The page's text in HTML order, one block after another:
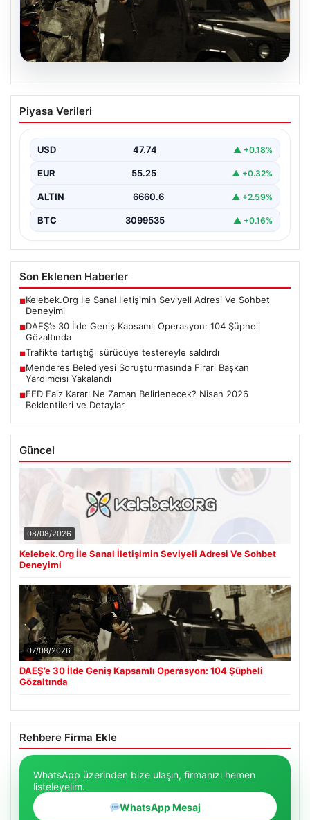
07.08.2026
DAEŞ’e 30 İlde Geniş Kapsamlı
Operasyon: 104 Şüpheli Gözaltında
bir operasyon gerçekleştirildi. Jandarma Genel
Komutanlığı Terörle…
Piyasa Verileri
USD 47.74 ▲ +0.18%
EUR 55.25 ▲ +0.32%
ALTIN 6660.6 ▲ +2.59%
BTC 3099535 ▲ +0.16%
Son Eklenen Haberler
■Kelebek.Org İle Sanal İletişimin Seviyeli Adresi Ve Sohbet
Deneyimi
■DAEŞ’e 30 İlde Geniş Kapsamlı Operasyon: 104 Şüpheli
Gözaltında
■Trafikte tartıştığı sürücüye testereyle saldırdı
■Menderes Belediyesi Soruşturmasında Firari Başkan
Yardımcısı Yakalandı
■FED Faiz Kararı Ne Zaman Belirlenecek? Nisan 2026
Beklentileri ve Detaylar
Güncel
08/08/2026
Kelebek.Org İle Sanal İletişimin Seviyeli Adresi Ve Sohbet
Deneyimi
07/08/2026
DAEŞ’e 30 İlde Geniş Kapsamlı Operasyon: 104 Şüpheli
Gözaltında
Rehbere Firma Ekle
WhatsApp üzerinden bize ulaşın, firmanızı hemen
listeleyelim.
WhatsApp Mesaj